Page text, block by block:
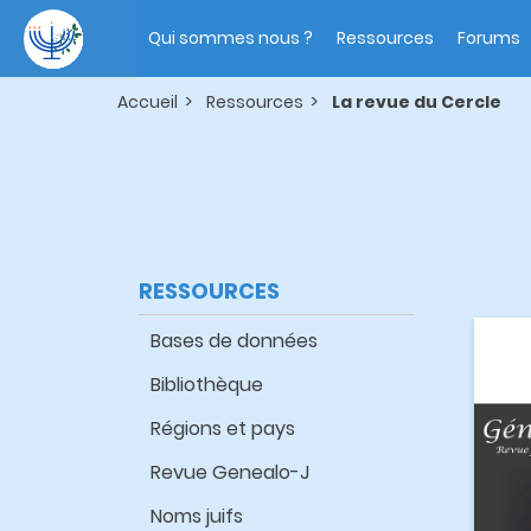
contenu
principal
navigation
Qui sommes nous ? Ressources Forums
Accueil Ressources La revue du Cercle
RESSOURCES
Bases de données
Bibliothèque
Régions et pays
Revue Genealo-J
Noms juifs